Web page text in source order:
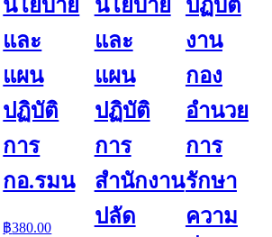
นโยบาย
และ
แผน
ปฏิบัติ
การ
กอ.รมน
฿380.00
นโยบาย
และ
แผน
ปฏิบัติ
การ
สำนักงาน
ปลัด
ปฏิบัติ
งาน
กอง
อำนวย
การ
รักษา
ความ